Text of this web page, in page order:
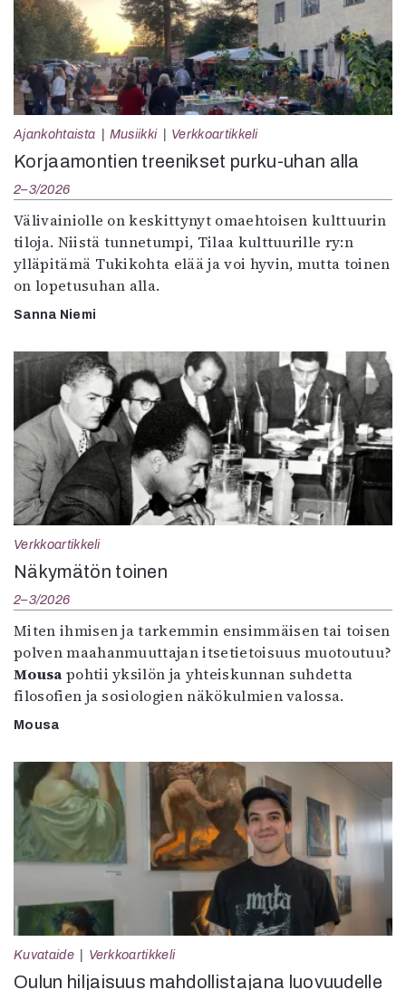
Ajankohtaista Musiikki Verkkoartikkeli
Korjaamontien treenikset purku-uhan alla
2–3/2026
Välivainiolle on keskittynyt omaehtoisen kulttuurin
tiloja. Niistä tunnetumpi, Tilaa kulttuurille ry:n
ylläpitämä Tukikohta elää ja voi hyvin, mutta toinen
on lopetusuhan alla.
Sanna Niemi
Verkkoartikkeli
Näkymätön toinen
2–3/2026
Miten ihmisen ja tarkemmin ensimmäisen tai toisen
polven maahanmuuttajan itsetietoisuus muotoutuu?
Mousa pohtii yksilön ja yhteiskunnan suhdetta
filosofien ja sosiologien näkökulmien valossa.
Mousa
Kuvataide Verkkoartikkeli
Oulun hiljaisuus mahdollistajana luovuudelle